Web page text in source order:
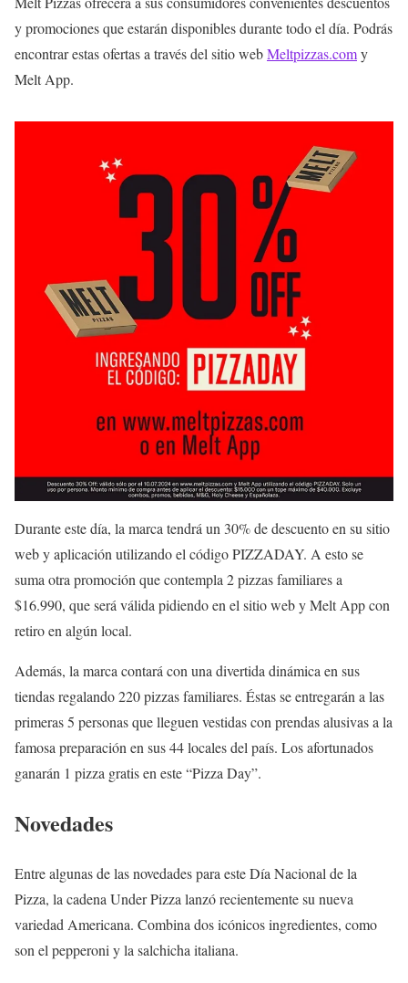
y promociones que estarán disponibles durante todo el día. Podrás
encontrar estas ofertas a través del sitio webMeltpizzas.comy
Melt App.
Durante este día, la marca tendrá un 30% de descuento en su sitio
web y aplicación utilizando el código PIZZADAY. A esto se
suma otra promoción que contempla 2 pizzas familiares a
$16.990, que será válida pidiendo en el sitio web y Melt App con
retiro en algún local.
Además, la marca contará con una divertida dinámica en sus
tiendas regalando 220 pizzas familiares. Éstas se entregarán a las
primeras 5 personas que lleguen vestidas con prendas alusivas a la
famosa preparación en sus 44 locales del país. Los afortunados
ganarán 1 pizza gratis en este “Pizza Day”.
Novedades
Entre algunas de las novedades para este Día Nacional de la
Pizza, la cadena Under Pizza lanzó recientemente su nueva
variedad Americana. Combina dos icónicos ingredientes, como
son el pepperoni y la salchicha italiana.